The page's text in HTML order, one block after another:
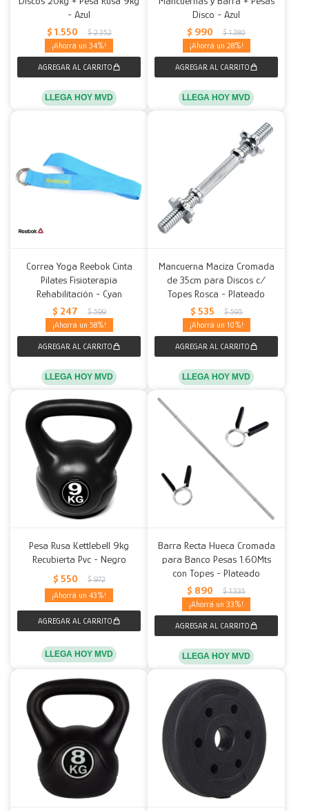
- Azul
$ 1.550 $ 2.352
34
LLEGA HOY MVD
Disco - Azul
$ 990 $ 1.380
28
LLEGA HOY MVD
Correa Yoga Reebok Cinta
Pilates Fisioterapia
Rehabilitación - Cyan
$ 247 $ 599
58
LLEGA HOY MVD
Mancuerna Maciza Cromada
de 35cm para Discos c/
Topes Rosca - Plateado
$ 535 $ 595
10
LLEGA HOY MVD
Pesa Rusa Kettlebell 9kg
Recubierta Pvc - Negro
$ 550 $ 972
43
LLEGA HOY MVD
Barra Recta Hueca Cromada
para Banco Pesas 1.60Mts
con Topes - Plateado
$ 890 $ 1.335
33
LLEGA HOY MVD
Mesas
Calefactores
Acolchados y Frazadas
Fundas
Decoración
Accesorios para el hogar
Herramientas
Accesorios
Muebles Infantiles